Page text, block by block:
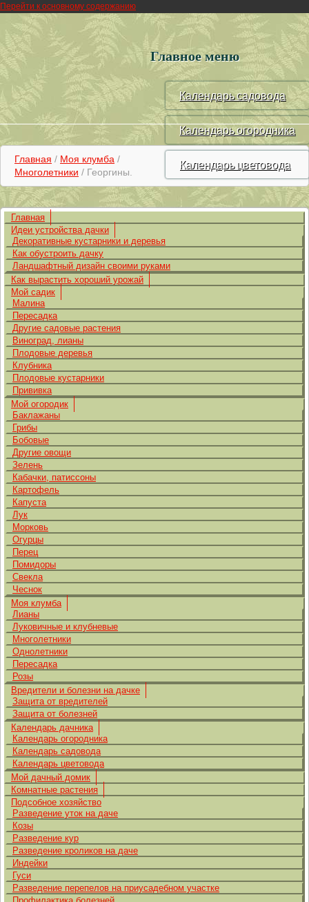
Перейти к основному содержанию
Главное меню
Календарь садовода
Календарь огородника
Календарь цветовода
Главная / Моя клумба /
Многолетники / Георгины.
Главная
Идеи устройства дачки
Декоративные кустарники и деревья
Как обустроить дачку
Ландшафтный дизайн своими руками
Как вырастить хороший урожай
Мой садик
Малина
Пересадка
Другие садовые растения
Виноград, лианы
Плодовые деревья
Клубника
Плодовые кустарники
Прививка
Мой огородик
Баклажаны
Грибы
Бобовые
Другие овощи
Зелень
Кабачки, патиссоны
Картофель
Капуста
Лук
Морковь
Огурцы
Перец
Помидоры
Свекла
Чеснок
Моя клумба
Лианы
Луковичные и клубневые
Многолетники
Однолетники
Пересадка
Розы
Вредители и болезни на дачке
Защита от вредителей
Защита от болезней
Календарь дачника
Календарь огородника
Календарь садовода
Календарь цветовода
Мой дачный домик
Комнатные растения
Подсобное хозяйство
Разведение уток на даче
Козы
Разведение кур
Разведение кроликов на даче
Индейки
Гуси
Разведение перепелов на приусадебном участке